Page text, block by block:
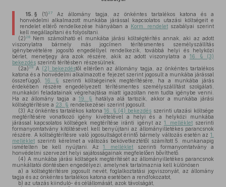
15. § (1) 27Az állomány tagja, az önkéntes tartalékos katona és a
honvédelmi alkalmazott munkába járással kapcsolatos utazási költségeit e
rendelet eltérő rendelkezése hiányában a Korm. rendeletszabályai szerint
kell megállapítani és folyósítani.
(2) 28
Nem számolható el munkába járási költségtérítés annak, aki az adott
viszonylatra bármely más jogcímen térítésmentes személyszállítás
igénybevételére jogosító engedéllyel rendelkezik, továbbá helyi és helyközi
bérlet, menetjegy ára azok részére, akik az adott viszonylatra a 16. § (3)
bekezdés szerinti térítésben részesülnek.
(2a) 29 A (2) bekezdéstől eltérően az állomány tagja, az önkéntes tartalékos
katona és a honvédelmi alkalmazott e fejezet szerint jogosult a munkába járással
összefüggő, 16. § szerinti költségeinek megtérítésére, ha a munkába járás
érdekében részére engedélyezett térítésmentes személyszállítást szolgálati,
munkaköri feladatainak végrehajtása miatt igazoltan nem tudta igénybe venni.
Ha az állomány tagja a 19. § hatálya alá tartozik, akkor a munkába járási
költségtérítésre a 23. § rendelkezései szerint jogosult.
(3) Az önkéntes tartalékos katona16. § (4) bekezdés szerinti utazási költsége
megtérítésére vonatkozó igény kivételével a helyi és a helyközi munkába
járással kapcsolatos költségek megtérítése iránti igényt az 1. mellékletszerinti
formanyomtatvány kitöltésével kell benyújtani az állományilletékes parancsnok
részére. A költségtérítésre való jogosultságot érintő bármely változás esetén az 1.
melléklet szerinti kérelmet a változás bekövetkeztétől számított 5. munkanapig
ismételten be kell nyújtani. Az1. melléklet szerinti formanyomtatvány a
honvédelmi szervezet helyi sajátosságainak megfelelően bővíthető.
(4) A munkába járási költségek megtérítését az állományilletékes parancsnok
munkáltatói döntésben engedélyezi, amelynek tartalmaznia kell különösen
a) a költségtérítésre jogosult nevét, foglalkoztatási jogviszonyát, az állomány
tagja és az önkéntes tartalékos katona esetében a rendfokozatot,
b) az utazás kiinduló- és célállomását, azok távolságát,